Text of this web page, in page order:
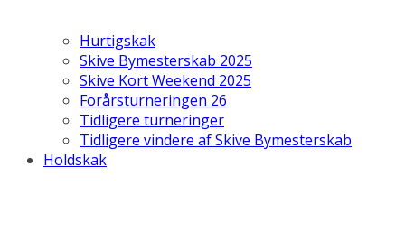
Hurtigskak
Skive Bymesterskab 2025
Skive Kort Weekend 2025
Forårsturneringen 26
Tidligere turneringer
Tidligere vindere af Skive Bymesterskab
Holdskak